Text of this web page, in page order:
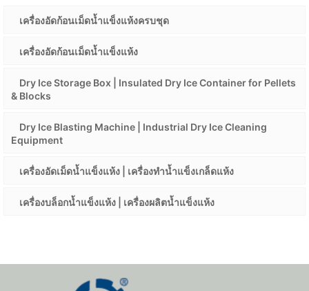
เครื่องอัดก้อนเม็ดน้ำแข็งแห้งครบชุด
เครื่องอัดก้อนเม็ดน้ำแข็งแห้ง
Dry Ice Storage Box | Insulated Dry Ice Container for Pellets
& Blocks
Dry Ice Blasting Machine | Industrial Dry Ice Cleaning
Equipment
เครื่องอัดเม็ดน้ำแข็งแห้ง | เครื่องทำน้ำแข็งเกล็ดแห้ง
เครื่องบล็อกน้ำแข็งแห้ง | เครื่องผลิตน้ำแข็งแห้ง